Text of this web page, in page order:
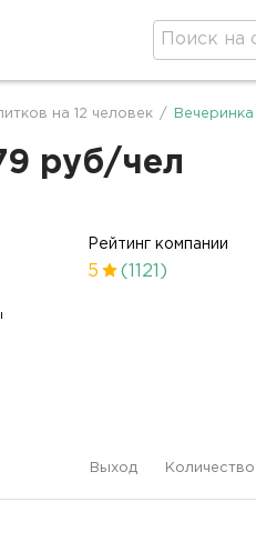
на 12 человек /
руб/чел
Рейтинг компании
5 (1121)
Выход Количество